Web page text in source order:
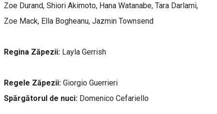
Zoe Durand, Shiori Akimoto, Hana Watanabe, Tara Darlami,
Zoe Mack, Ella Bogheanu, Jazmin Townsend
Regina Zăpezii: Layla Gerrish
Regele Zăpezii: Giorgio Guerrieri
Spărgătorul de nuci: Domenico Cefariello